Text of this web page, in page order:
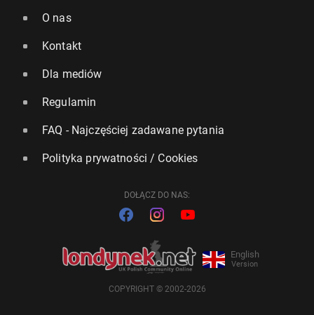
O nas
Kontakt
Dla mediów
Regulamin
FAQ - Najczęściej zadawane pytania
Polityka prywatności / Cookies
DOŁĄCZ DO NAS:
English
Version
COPYRIGHT © 2002-2026